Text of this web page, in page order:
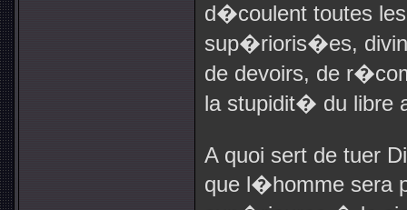
d�coulent toutes
sup�rioris�es,
de devoirs, de
la stupidit� du libre
A quoi sert de tuer
que l�homme sera